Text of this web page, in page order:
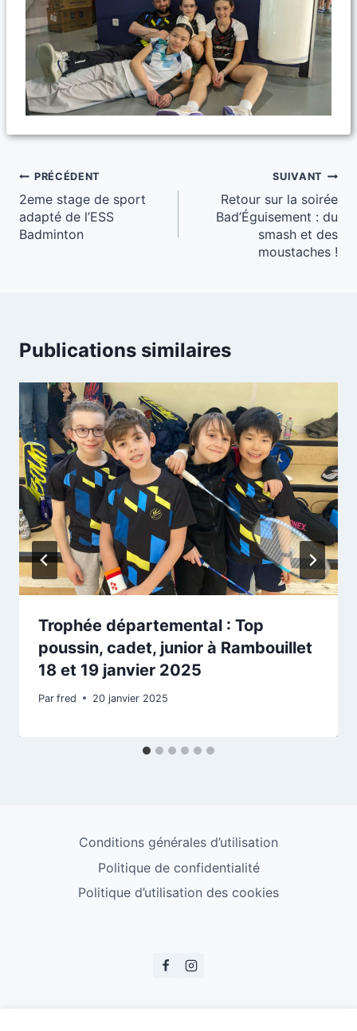
Navigation
de
l’article
PRÉCÉDENT
2eme stage de sport
adapté de l’ESS
Badminton
SUIVANT
Retour sur la soirée
Bad’Éguisement : du
smash et des
moustaches !
Publications similaires
Trophée départemental : Top
poussin, cadet, junior à Rambouillet
18 et 19 janvier 2025
Par fred 20 janvier 2025
Conditions générales d’utilisation
Politique de confidentialité
Politique d’utilisation des cookies